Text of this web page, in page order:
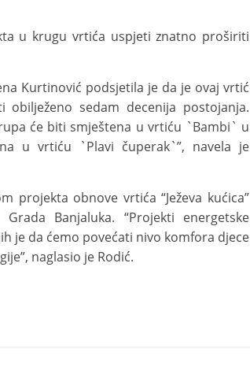
u krugu vrtića uspjeti znatno proširiti
Kurtinović podsjetila je da je ovaj vrtić
sedam decenija postojanja.
će biti smještena u vrtiću `Bambi` u
u vrtiću `Plavi čuperak`”, navela je
projekta obnove vrtića “Ježeva kućica”
Banjaluka. “Projekti energetske
je da ćemo povećati nivo komfora djece
naglasio je Rodić.